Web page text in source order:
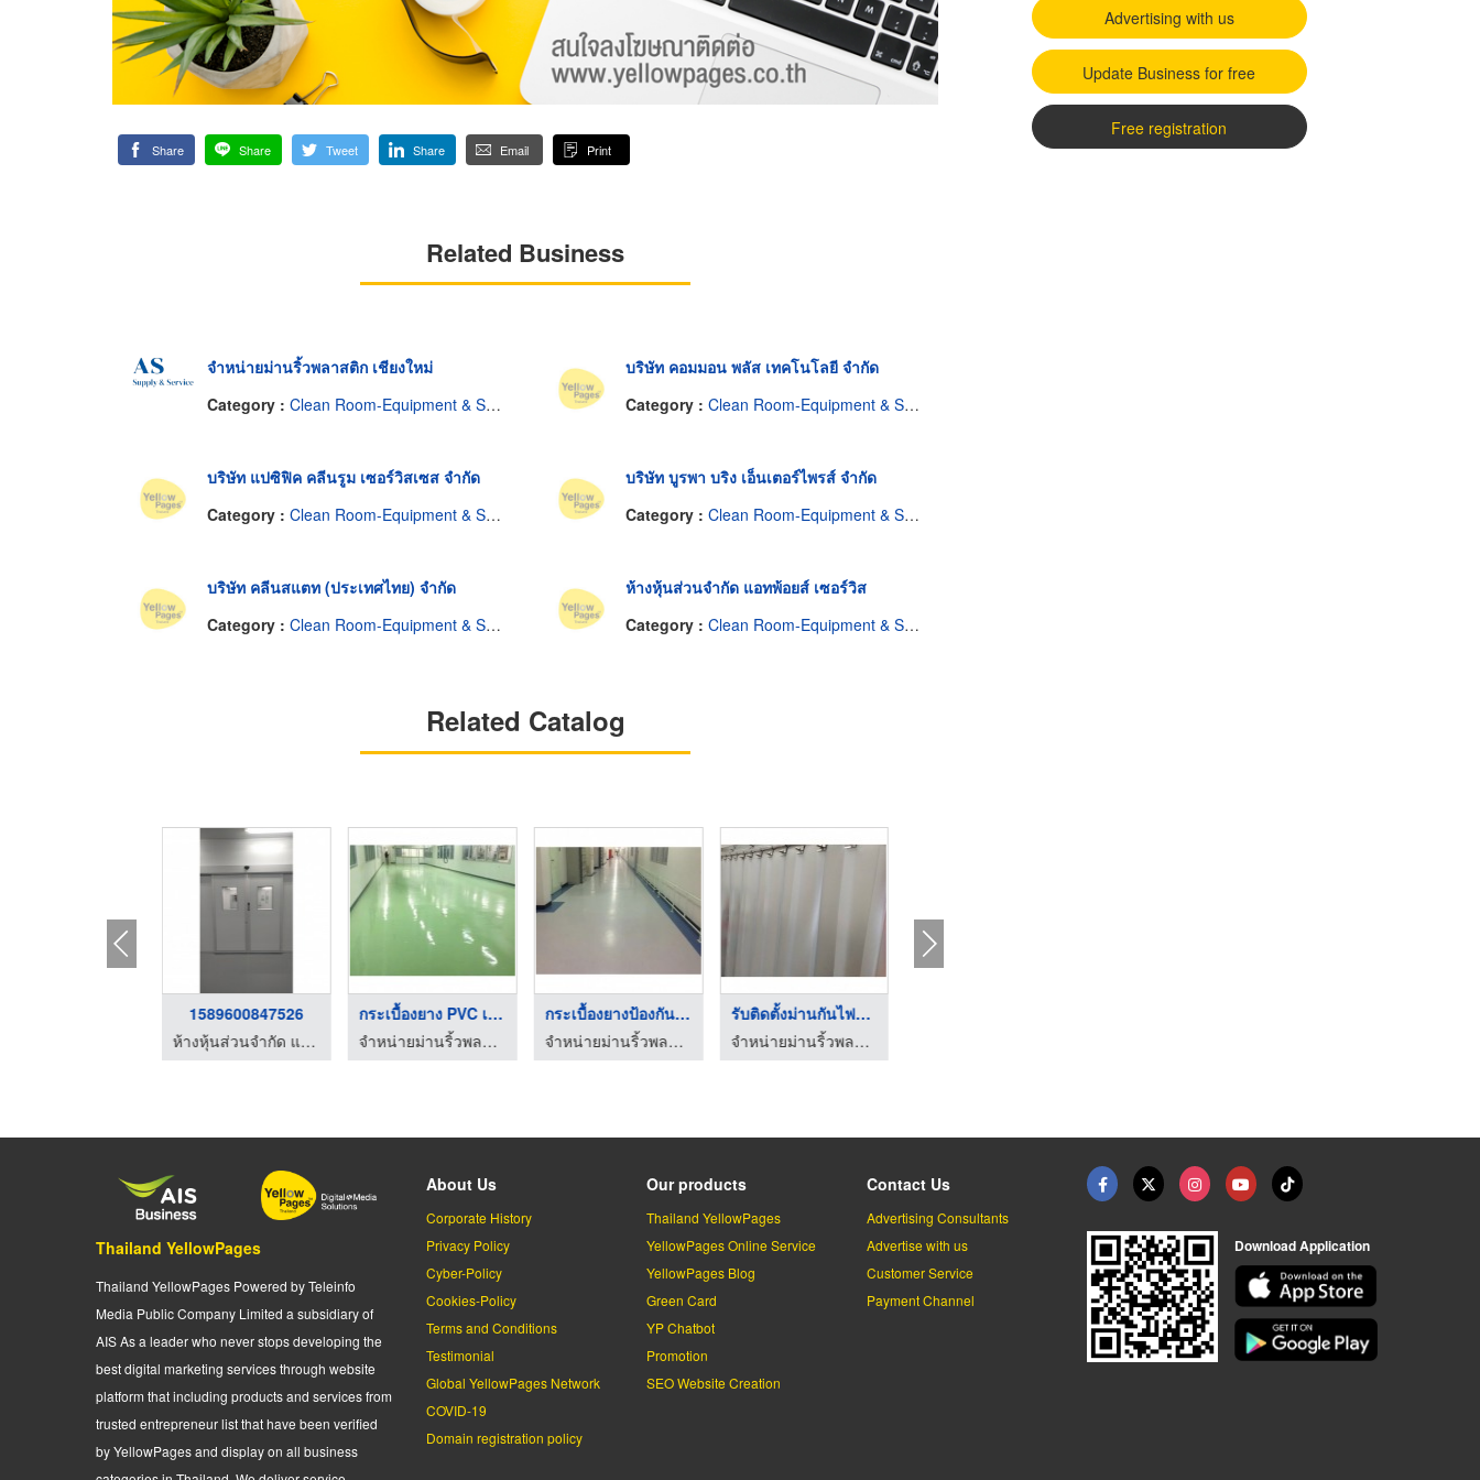
Share Share Tweet Share Email Print
Related Business
จำหน่ายม่านริ้วพลาสติก เชียงใหม่
Category : Clean Room-Equipment & Supplies
บริษัท คอมมอน พลัส เทคโนโลยี จำกัด
Category : Clean Room-Equipment & Supplies
บริษัท แปซิฟิค คลีนรูม เซอร์วิสเซส จำกัด
Category : Clean Room-Equipment & Supplies
บริษัท บูรพา บริง เอ็นเตอร์ไพรส์ จำกัด
Category : Clean Room-Equipment & Supplies
บริษัท คลีนสแตท (ประเทศไทย) จำกัด
Category : Clean Room-Equipment & Supplies
ห้างหุ้นส่วนจำกัด แอทพ้อยส์ เซอร์วิส
Category : Clean Room-Equipment & Supplies
Related Catalog
1589600847526
ห้างหุ้นส่วนจำกัด แอส ซัพพลาย แอนด์ เซอร์วิส
กระเบื้องยาง PVC เชี ...
จำหน่ายม่านริ้วพลาสติก เชียงใหม่
กระเบื้องยางป้องกันไ ...
จำหน่ายม่านริ้วพลาสติก เชียงใหม่
รับติดตั้งม่านกันไฟฟ ...
จำหน่ายม่านริ้วพลาสติก เชียงใหม่
Advertising with us
Update Business for free
Free registration
Thailand YellowPages
Thailand YellowPages Powered by Teleinfo
Media Public Company Limited a subsidiary of
AIS As a leader who never stops developing the
best digital marketing services through website
platform that including products and services from
trusted entrepreneur list that have been verified
by YellowPages and display on all business
About Us
Corporate History
Privacy Policy
Cyber-Policy
Cookies-Policy
Terms and Conditions
Testimonial
Global YellowPages Network
COVID-19
Domain registration policy
Our products
Thailand YellowPages
YellowPages Online Service
YellowPages Blog
Green Card
YP Chatbot
Promotion
SEO Website Creation
Contact Us
Advertising Consultants
Advertise with us
Customer Service
Payment Channel
Download Application